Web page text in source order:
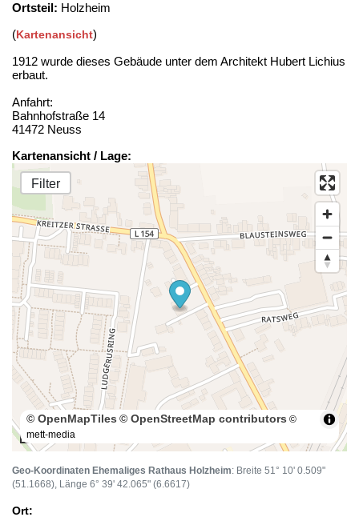
Ortsteil: Holzheim
(Kartenansicht)
1912 wurde dieses Gebäude unter dem Architekt Hubert Lichius
erbaut.
Anfahrt:
Bahnhofstraße 14
41472 Neuss
Kartenansicht / Lage:
Filter
100 m
© OpenMapTiles © OpenStreetMap contributors ©
mett-media
Geo-Koordinaten Ehemaliges Rathaus Holzheim: Breite 51° 10' 0.509"
(51.1668), Länge 6° 39' 42.065" (6.6617)
Ort: